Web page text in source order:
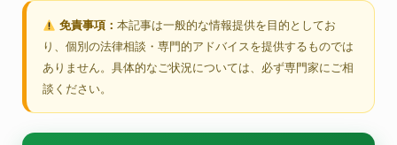
免責事項： 本記事は一般的な情報提供を目的としてお
り、個別の法律相談・専門的アドバイスを提供するものでは
ありません。具体的なご状況については、必ず専門家にご相
談ください。